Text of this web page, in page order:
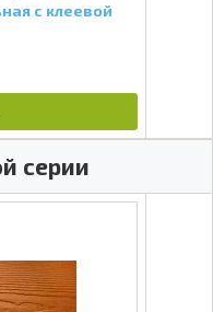
с клеевой
серии